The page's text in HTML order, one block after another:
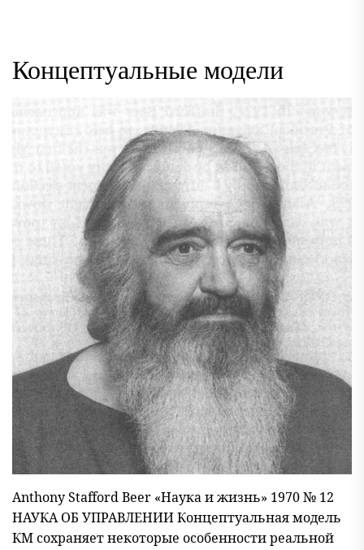
Концептуальные модели
Anthony Stafford Beer «Наука и жизнь» 1970 № 12
НАУКА ОБ УПРАВЛЕНИИ Концептуальная модель
КМ сохраняет некоторые особенности реальной